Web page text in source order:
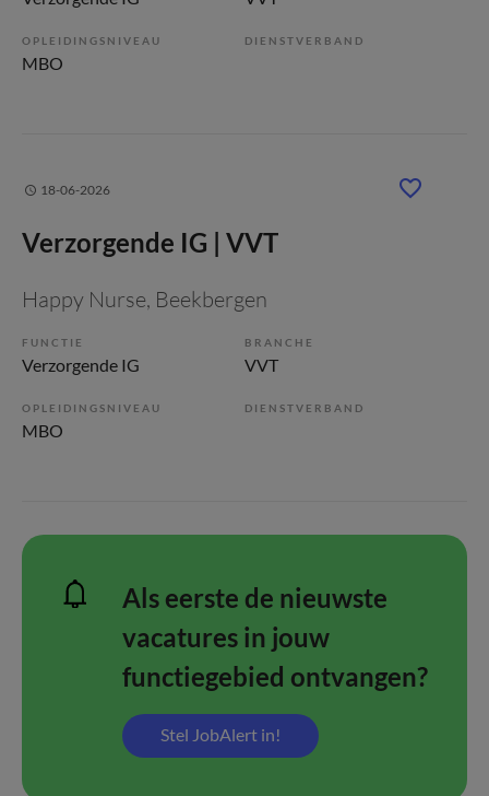
OPLEIDINGSNIVEAU
MBO
DIENSTVERBAND
18-06-2026
Verzorgende IG | VVT
Happy Nurse, Beekbergen
FUNCTIE
Verzorgende IG
BRANCHE
VVT
OPLEIDINGSNIVEAU
MBO
DIENSTVERBAND
Als eerste de nieuwste
vacatures in jouw
functiegebied ontvangen?
Stel JobAlert in!